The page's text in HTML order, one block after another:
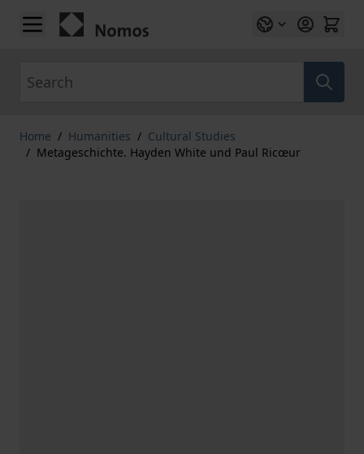
Skip to Content
Home / Humanities / Cultural Studies
/ Metageschichte. Hayden White und Paul Ricœur